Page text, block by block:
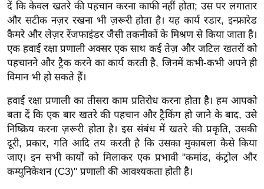
ऑ
टो
व
र्ल्ड
न्यू
ब्री
फ
म
नो
रं
दें कि केवल खतरे की पहचान करना काफी नहीं होता; उस पर लगातार
और सटीक नज़र रखना भी ज़रूरी होता है। यह कार्य रडार, इन्फ्रारेड
कैमरे और लेज़र रेंजफाइंडर जैसी तकनीकों के मिश्रण से किया जाता है।
एक हवाई रक्षा प्रणाली अक्सर एक साथ कई तेज़ और जटिल खतरों को
पहचानने और ट्रैक करने का कार्य करती है, जिनमें कभी-कभी अपने ही
विमान भी हो सकते हैं।
हवाई रक्षा प्रणाली का तीसरा काम प्रतिरोध करना होता है। हम आपको
बता दें कि एक बार खतरे की पहचान और ट्रैकिंग हो जाने के बाद, उसे
निष्क्रिय करना ज़रूरी होता है। इस संबंध में खतरे की प्रकृति, उसकी
दूरी, प्रकार, गति आदि तय करती है कि उसका मुकाबला कैसे किया
जाए। इन सभी कार्यों को मिलाकर एक प्रभावी "कमांड, कंट्रोल और
कम्युनिकेशन (C3)" प्रणाली की आवश्यकता होती है।